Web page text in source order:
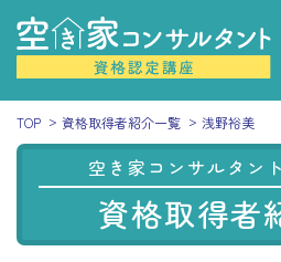
TOP 資格取得者紹介一覧 浅野裕美
空き家コンサルタン
資格取得者